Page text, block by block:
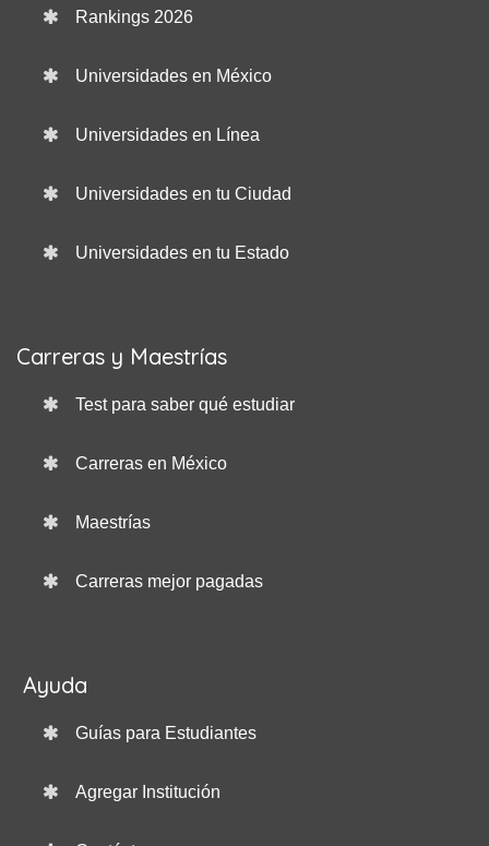
Rankings 2026
Universidades en México
Universidades en Línea
Universidades en tu Ciudad
Universidades en tu Estado
Carreras y Maestrías
Test para saber qué estudiar
Carreras en México
Maestrías
Carreras mejor pagadas
Ayuda
Guías para Estudiantes
Agregar Institución